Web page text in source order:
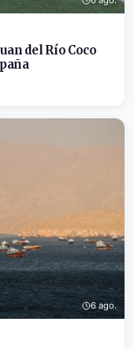
del Río Coco
6 ago.